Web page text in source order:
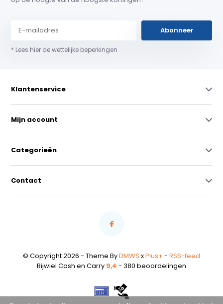
Abonneer
* Lees hier de wettelijke beperkingen
Klantenservice
Mijn account
Categorieën
Contact
© Copyright 2026 - Theme ByDMWS xPlus+ - RSS-feed
Rijwiel Cash en Carry 9,4 - 380 beoordelingen